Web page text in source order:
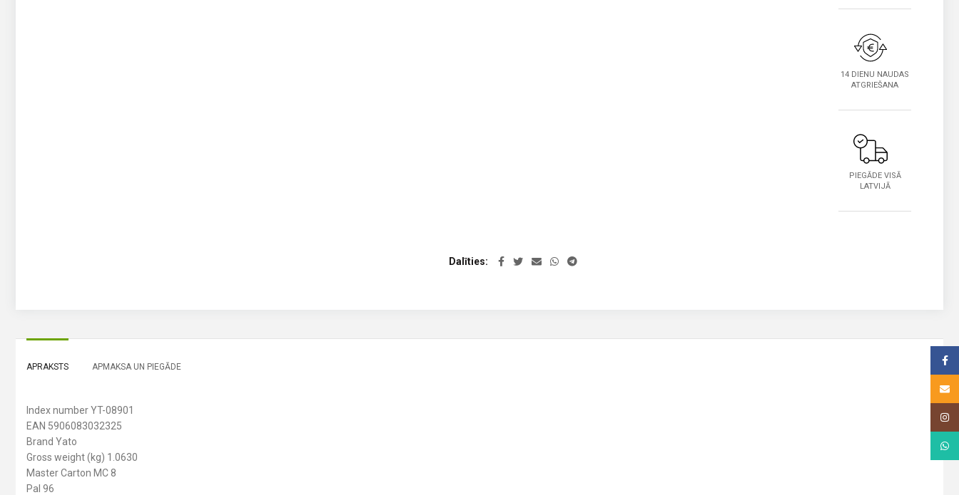
Dalīties
14 DIENU NAUDAS
ATGRIEŠANA
PIEGĀDE VISĀ
LATVIJĀ
APRAKSTS APMAKSA UN PIEGĀDE
Index number YT-08901
EAN 5906083032325
Brand Yato
Gross weight (kg) 1.0630
Master Carton MC 8
Pal 96
Email